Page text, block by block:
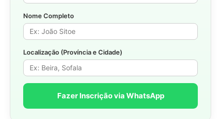
Nome Completo
Localização (Província e Cidade)
Fazer Inscrição via WhatsApp